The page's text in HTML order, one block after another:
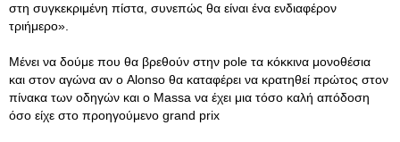
στη συγκεκριμένη πίστα, συνεπώς θα είναι ένα ενδιαφέρον
τριήμερο».
Μένει να δούμε που θα βρεθούν στην pole τα κόκκινα μονοθέσια
και στον αγώνα αν ο Alonso θα καταφέρει να κρατηθεί πρώτος στον
πίνακα των οδηγών και ο Massa να έχει μια τόσο καλή απόδοση
όσο είχε στο προηγούμενο grand prix